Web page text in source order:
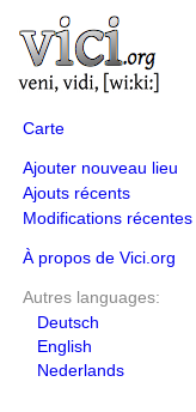
Carte
Ajouter nouveau lieu
Ajouts récents
Modifications récentes
À propos de Vici.org
Autres languages:
Deutsch
English
Nederlands